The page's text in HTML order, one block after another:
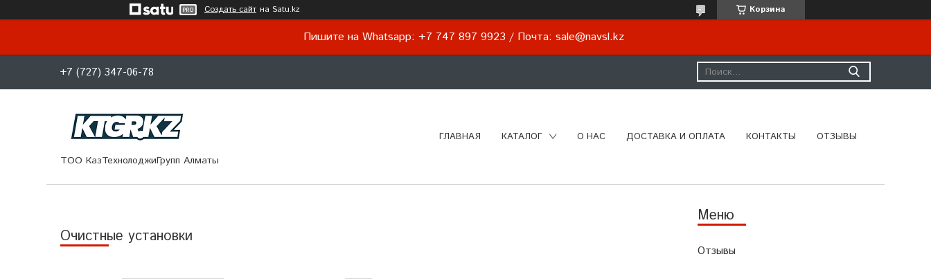
Создать сайт на Satu.kz Корзина
Пишите на Whatsapp: +7 747 897 9923 / Почта: sale@navsl.kz
+7 (727) 347-06-78
ТОО КазТехнолоджиГрупп Алматы
ГЛАВНАЯ КАТАЛОГ О НАС ДОСТАВКА И ОПЛАТА КОНТАКТЫ ОТЗЫВЫ
Отзывы
Очистные установки